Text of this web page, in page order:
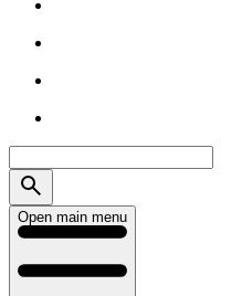
Open main menu